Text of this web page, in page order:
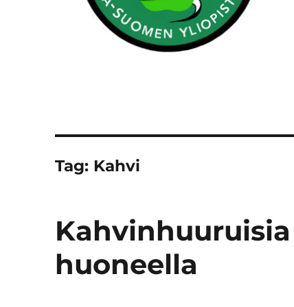
Tag: Kahvi
huoneella